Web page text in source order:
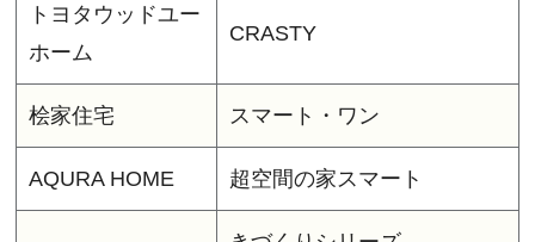
トヨタウッドユー
ホーム
CRASTY
桧家住宅 スマート・ワン
AQURA HOME 超空間の家スマート